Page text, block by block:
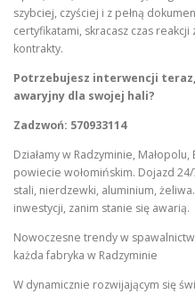
szybciej, czyściej i z pełną
certyfikatami, skracasz czas
kontrakty.
Potrzebujesz interwencji
awaryjny dla swojej hali?
Zadzwoń: 570933114
Działamy w Radzyminie, Małopolu,
powiecie wołomińskim. Dojazd
stali, nierdzewki, aluminium,
inwestycji, zanim stanie się awarią.
Nowoczesne trendy w
każda fabryka w Radzyminie
W dynamicznie rozwijającym się